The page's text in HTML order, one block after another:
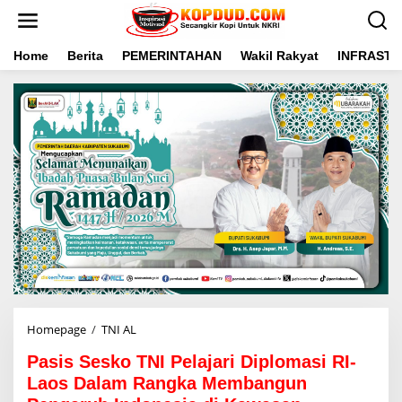
t
Home Berita PEMERINTAHAN Wakil Rakyat
Homepage / TNI AL
s
i
s
Pasis Sesko TNI Pelajari Diplomasi RI-
Laos Dalam Rangka Membangun